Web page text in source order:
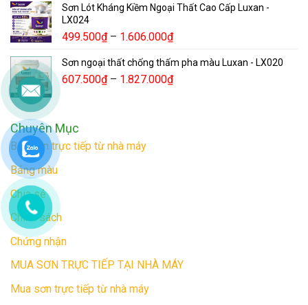
Sơn Lót Kháng Kiềm Ngoại Thất Cao Cấp Luxan -
LX024
499.500₫– 1.606.000₫
Sơn ngoại thất chống thấm pha màu Luxan - LX020
607.500₫– 1.827.000₫
Chuyên Mục
Bán sơn trực tiếp từ nhà máy
Bảng màu
Chia sẻ
Chính sách
Chứng nhận
MUA SƠN TRỰC TIẾP TẠI NHÀ MÁY
Mua sơn trực tiếp từ nhà máy